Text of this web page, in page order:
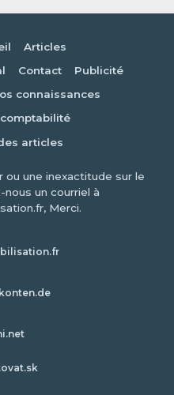
Articles
Contact
Publicité
connaissances
articles
ou une inexactitude sur le
un courriel à
Merci.